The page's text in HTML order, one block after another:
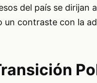
del país se dirijan
un contraste con la